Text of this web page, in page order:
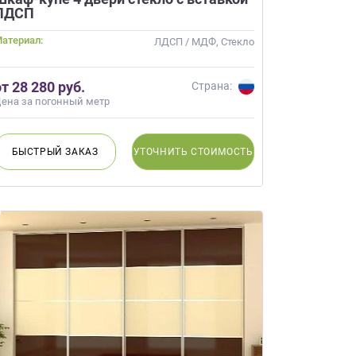
ЛДСП / МДФ, Стекло
28 280 руб.
за погонный метр
Страна:
БЫСТРЫЙЗАКАЗ УТОЧНИТЬ СТОИМОСТЬ
мебель не
а такжеСогласие на
метрическими
Политики обработки
на